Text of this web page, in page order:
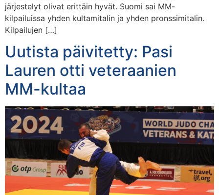
järjestelyt olivat erittäin hyvät. Suomi sai MM-
kilpailuissa yhden kultamitalin ja yhden pronssimitalin.
Kilpailujen […]
Uutista päivitetty: Pasi
Lauren otti veteraanien
MM-kultaa